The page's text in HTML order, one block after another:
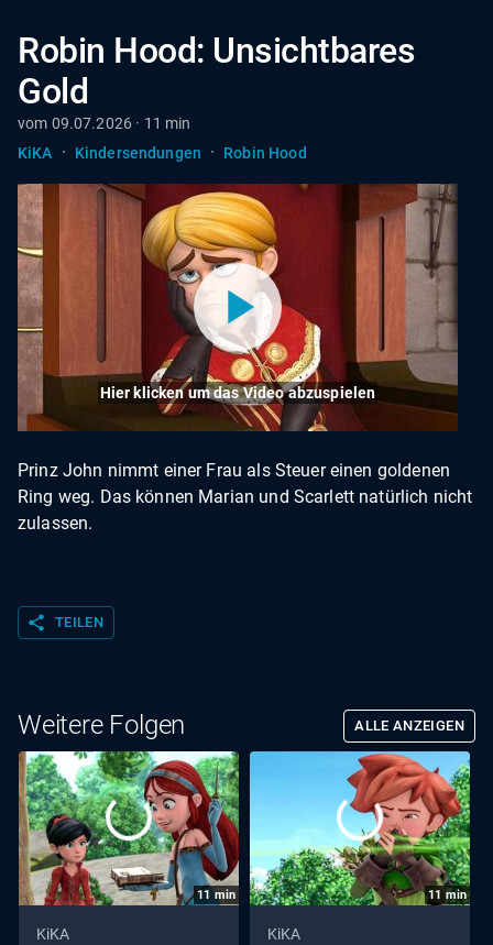
Robin Hood: Unsichtbares
Gold
vom 09.07.2026 · 11 min
KiKA
· Kindersendungen · Robin Hood
Hier klicken um das Video abzuspielen
Prinz John nimmt einer Frau als Steuer einen goldenen
Ring weg. Das können Marian und Scarlett natürlich nicht
zulassen.
share TEILEN
Weitere Folgen ALLE ANZEIGEN
11 min
KiKA
11 min
KiKA